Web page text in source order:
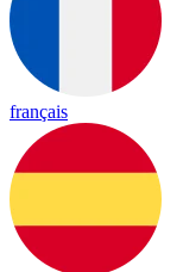
français